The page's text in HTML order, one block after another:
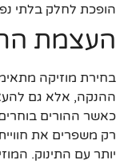
הופכת לחלק בלתי
העצמת
בחירת מוזיקה
ההנקה, אלא גם
כאשר ההורים
רק משפרים את
יותר עם התינוק.